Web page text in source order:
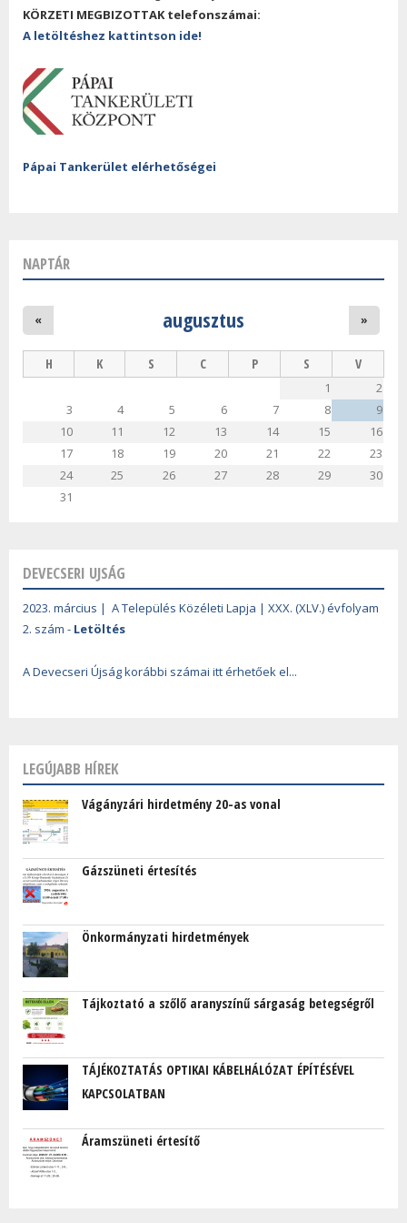
KÖRZETI MEGBIZOTTAK telefonszámai:
A letöltéshez kattintson ide!
Pápai Tankerület elérhetőségei
NAPTÁR
augusztus
« »
H K S C P S V
1
2
3
4 5 6 7 8
9
10
11 12 13 14 15
16
17
18 19 20 21 22
23
24
25 26 27 28 29
30
31
DEVECSERI UJSÁG
2023. március | A Település Közéleti Lapja | XXX. (XLV.) évfolyam
2. szám - Letöltés
A Devecseri Újság korábbi számai itt érhetőek el...
LEGÚJABB HÍREK
Vágányzári hirdetmény 20-as vonal
Gázszüneti értesítés
Önkormányzati hirdetmények
Tájkoztató a szőlő aranyszínű sárgaság betegségről
TÁJÉKOZTATÁS OPTIKAI KÁBELHÁLÓZAT ÉPÍTÉSÉVEL
KAPCSOLATBAN
Áramszüneti értesítő